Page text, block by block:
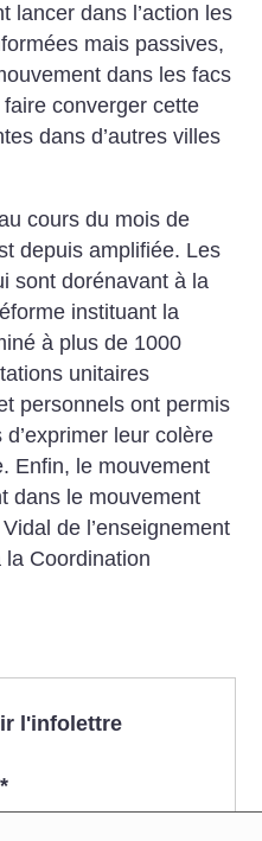
lancer dans l’action les
mais passives,
dans les facs
converger cette
dans d’autres villes
cours du mois de
depuis amplifiée. Les
sont dorénavant à la
instituant la
à plus de 1000
unitaires
personnels ont permis
leur colère
Enfin, le mouvement
dans le mouvement
de l’enseignement
Coordination
l'infolettre
*